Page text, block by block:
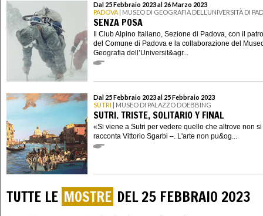
Dal 25 Febbraio 2023 al 26 Marzo 2023
PADOVA | MUSEO DI GEOGRAFIA DELL’UNIVERSITÀ DI
SENZA POSA
Il Club Alpino Italiano, Sezione di Padova, con il
del Comune di Padova e la collaborazione del
Geografia dell’Universit&agr...
Dal 25 Febbraio 2023 al 25 Febbraio 2023
SUTRI | MUSEO DI PALAZZO DOEBBING
SUTRI. TRISTE, SOLITARIO Y FINAL
«Si viene a Sutri per vedere quello che altrove non
racconta Vittorio Sgarbi –. L'arte non pu&og...
TUTTE LE MOSTRE DEL 25 FEBBRAIO 2023